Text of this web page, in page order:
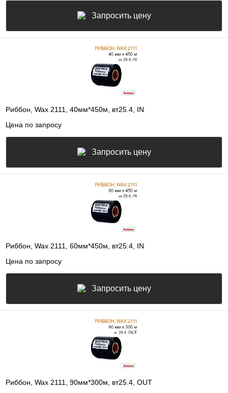
Запросить цену
Риббон, Wax 2111, 40мм*450м, вт25.4, IN
Цена по запросу
Запросить цену
Риббон, Wax 2111, 60мм*450м, вт25.4, IN
Цена по запросу
Запросить цену
Риббон, Wax 2111, 90мм*300м, вт25.4, OUT